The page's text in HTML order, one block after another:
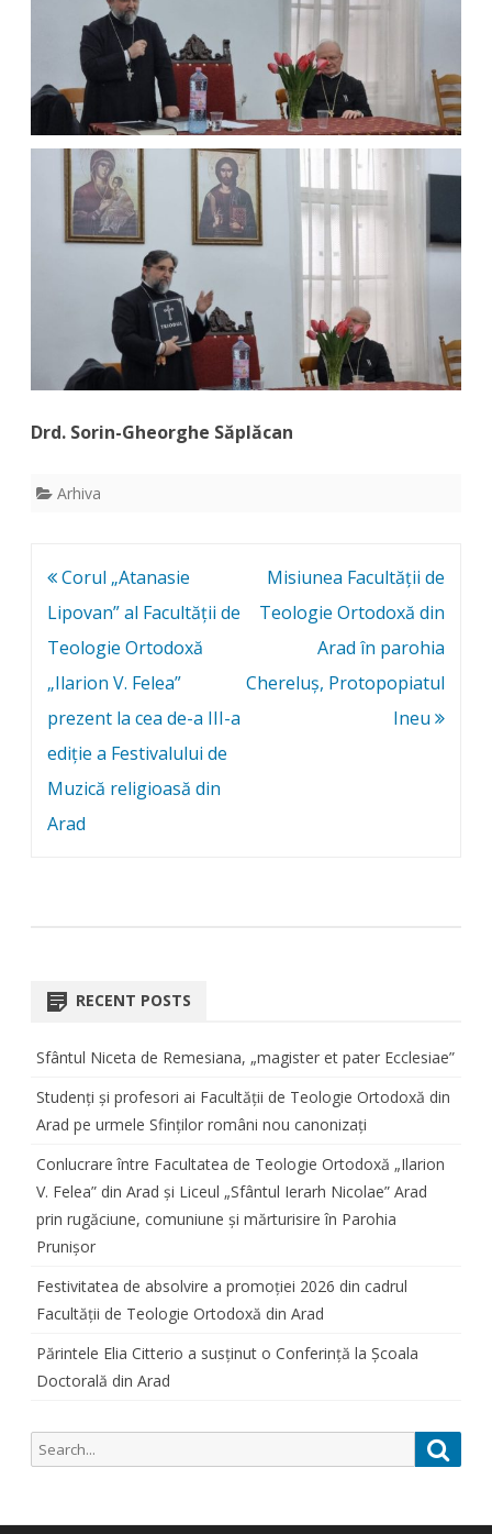
Drd. Sorin-Gheorghe Săplăcan
Arhiva
Post
navigation
Corul „Atanasie
Lipovan” al Facultății de
Teologie Ortodoxă
„Ilarion V. Felea”
prezent la cea de-a III-a
ediție a Festivalului de
Muzică religioasă din
Arad
Misiunea Facultății de
Teologie Ortodoxă din
Arad în parohia
Chereluș, Protopopiatul
Ineu
RECENT POSTS
Sfântul Niceta de Remesiana, „magister et pater Ecclesiae”
Studenți și profesori ai Facultății de Teologie Ortodoxă din
Arad pe urmele Sfinților români nou canonizați
Conlucrare între Facultatea de Teologie Ortodoxă „Ilarion
V. Felea” din Arad și Liceul „Sfântul Ierarh Nicolae” Arad
prin rugăciune, comuniune și mărturisire în Parohia
Prunișor
Festivitatea de absolvire a promoției 2026 din cadrul
Facultății de Teologie Ortodoxă din Arad
Părintele Elia Citterio a susținut o Conferință la Școala
Doctorală din Arad
Search
for: